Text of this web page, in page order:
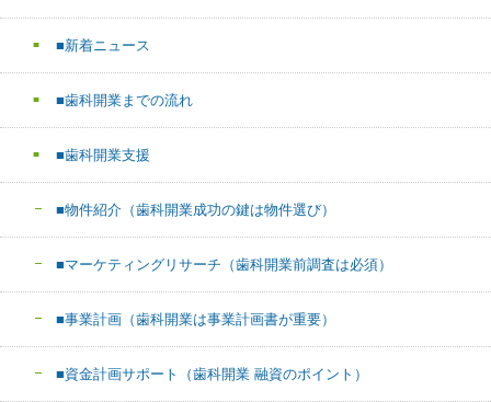
■新着ニュース
■歯科開業までの流れ
■歯科開業支援
■物件紹介（歯科開業成功の鍵は物件選び）
■マーケティングリサーチ（歯科開業前調査は必須）
■事業計画（歯科開業は事業計画書が重要）
■資金計画サポート（歯科開業 融資のポイント）